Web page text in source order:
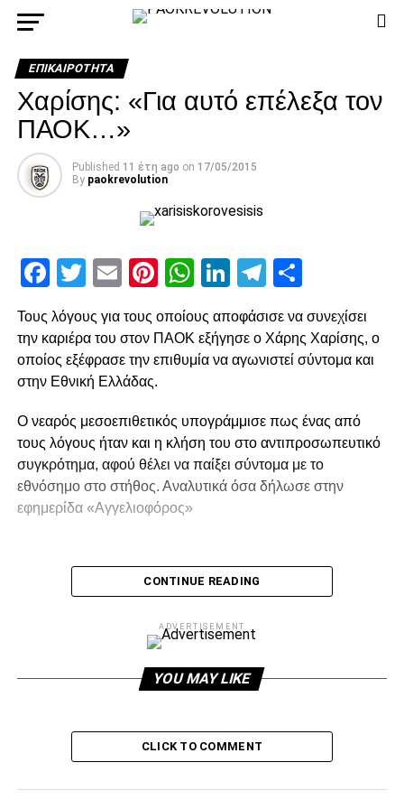
ΕΠΙΚΑΙΡΌΤΗΤΑ
Χαρίσης: «Για αυτό επέλεξα τον
ΠΑΟΚ…»
Published 11 έτη ago on 17/05/2015
By paokrevolution
Facebook
Twitter
EmailPinterest
WhatsApp
LinkedIn
Telegram
Τους λόγους για τους οποίους αποφάσισε να συνεχίσει
την καριέρα του στον ΠΑΟΚ εξήγησε ο Χάρης Χαρίσης, ο
οποίος εξέφρασε την επιθυμία να αγωνιστεί σύντομα και
στην Εθνική Ελλάδας.
Ο νεαρός μεσοεπιθετικός υπογράμμισε πως ένας από
τους λόγους ήταν και η κλήση του στο αντιπροσωπευτικό
συγκρότημα, αφού θέλει να παίξει σύντομα με το
εθνόσημο στο στήθος. Αναλυτικά όσα δήλωσε στην
εφημερίδα «Αγγελιοφόρος»
ADVERTISEMENT
και ανοίγει ένα μεγαλύτερο, αυτό του ΠΑΟΚ.
χαρούμενος που αγωνίστηκα σε αυτόν. Είναι όμως και
πολύ μεγάλη τιμή να παίξεις σε μία ομάδα όπως ο
CONTINUE READING
ADVERTISEMENT
YOU MAY LIKE
CLICK TO COMMENT